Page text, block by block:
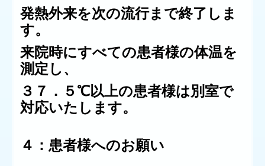
発熱外来を次の流行まで終了しま
す。
来院時にすべての患者様の体温を
測定し、
３７．５℃以上の患者様は別室で
対応いたします。
４：患者様へのお願い